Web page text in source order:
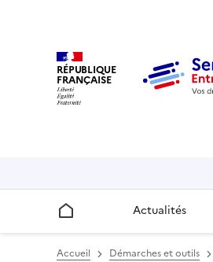
RÉPUBLIQUE
FRANÇAISE
Accueil Actualités
Accueil Démarches et outils